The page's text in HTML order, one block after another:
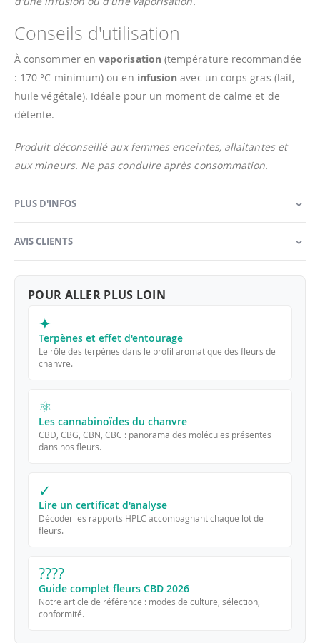
Conseils d'utilisation
À consommer envaporisation (température recommandée
: 170 °C minimum) ou en infusion avec un corps gras (lait,
huile végétale). Idéale pour un moment de calme et de
détente.
Produit déconseillé aux femmes enceintes, allaitantes et
aux mineurs. Ne pas conduire après consommation.
PLUS D'INFOS
AVIS CLIENTS
POUR ALLER PLUS LOIN
✦
Terpènes et effet d'entourage
Le rôle des terpènes dans le profil aromatique des fleurs de
chanvre.
⚛
Les cannabinoïdes du chanvre
CBD, CBG, CBN, CBC : panorama des molécules présentes
dans nos fleurs.
✓
Lire un certificat d'analyse
Décoder les rapports HPLC accompagnant chaque lot de
fleurs.
????
Guide complet fleurs CBD 2026
Notre article de référence : modes de culture, sélection,
conformité.